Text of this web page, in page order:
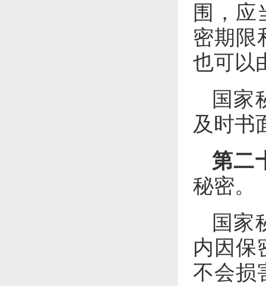
围，应
密期限
也可以
国家
及时书
第二
秘密。
国家
内因保
不会损